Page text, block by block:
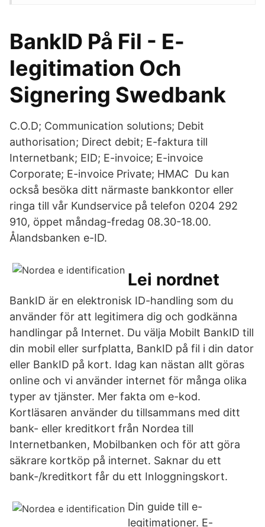
BankID På Fil - E-
legitimation Och
Signering Swedbank
C.O.D; Communication solutions; Debit
authorisation; Direct debit; E-faktura till
Internetbank; EID; E-invoice; E-invoice
Corporate; E-invoice Private; HMAC Du kan
också besöka ditt närmaste bankkontor eller
ringa till vår Kundservice på telefon 0204 292
910, öppet måndag-fredag 08.30-18.00.
Ålandsbanken e-ID.
Lei nordnet
BankID är en elektronisk ID-handling som du
använder för att legitimera dig och godkänna
handlingar på Internet. Du välja Mobilt BankID till
din mobil eller surfplatta, BankID på fil i din dator
eller BankID på kort. Idag kan nästan allt göras
online och vi använder internet för många olika
typer av tjänster. Mer fakta om e-kod.
Kortläsaren använder du tillsammans med ditt
bank- eller kreditkort från Nordea till
Internetbanken, Mobilbanken och för att göra
säkrare kortköp på internet. Saknar du ett
bank-/kreditkort får du ett Inloggningskort.
Din guide till e-
legitimationer. E-